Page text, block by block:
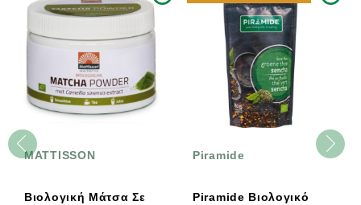
MATTISSON
Βιολογική Μάτσα Σε
Piramide
Piramide Βιολογικό